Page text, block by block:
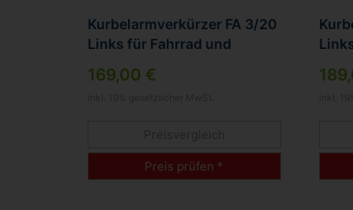
Kurbelarmverkürzer FA 3/20
Links für Fahrrad und
169,00 €
Preis prüfen *